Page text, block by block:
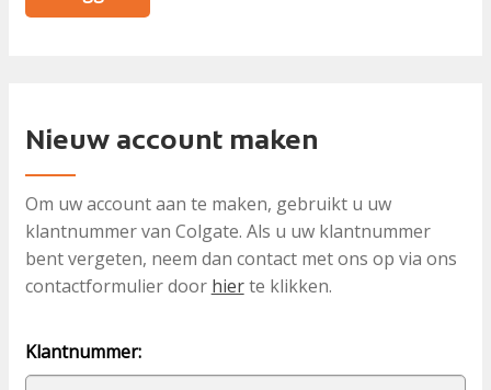
Nieuw account maken
Om uw account aan te maken, gebruikt u uw
klantnummer van Colgate. Als u uw klantnummer
bent vergeten, neem dan contact met ons op via ons
contactformulier door hierte klikken.
Klantnummer: